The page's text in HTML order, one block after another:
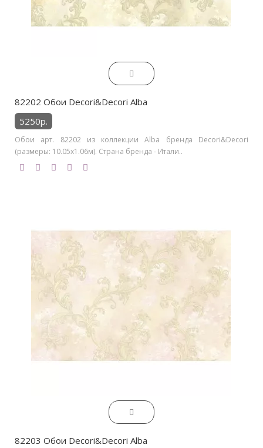
82202 Обои Decori&Decori Alba
5250р.
Обои арт. 82202 из коллекции Alba бренда Decori&Decori
(размеры: 10.05х1.06м). Страна бренда - Итали..
82203 Обои Decori&Decori Alba